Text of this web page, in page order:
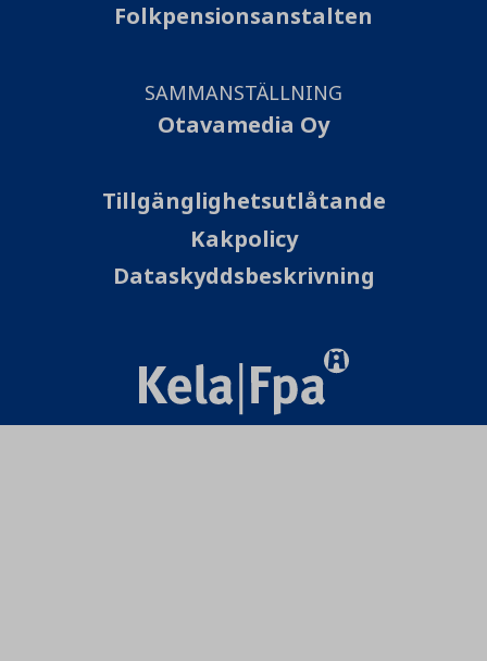
Folkpensionsanstalten
SAMMANSTÄLLNING
Otavamedia Oy
Tillgänglighetsutlåtande
Kakpolicy
Dataskyddsbeskrivning